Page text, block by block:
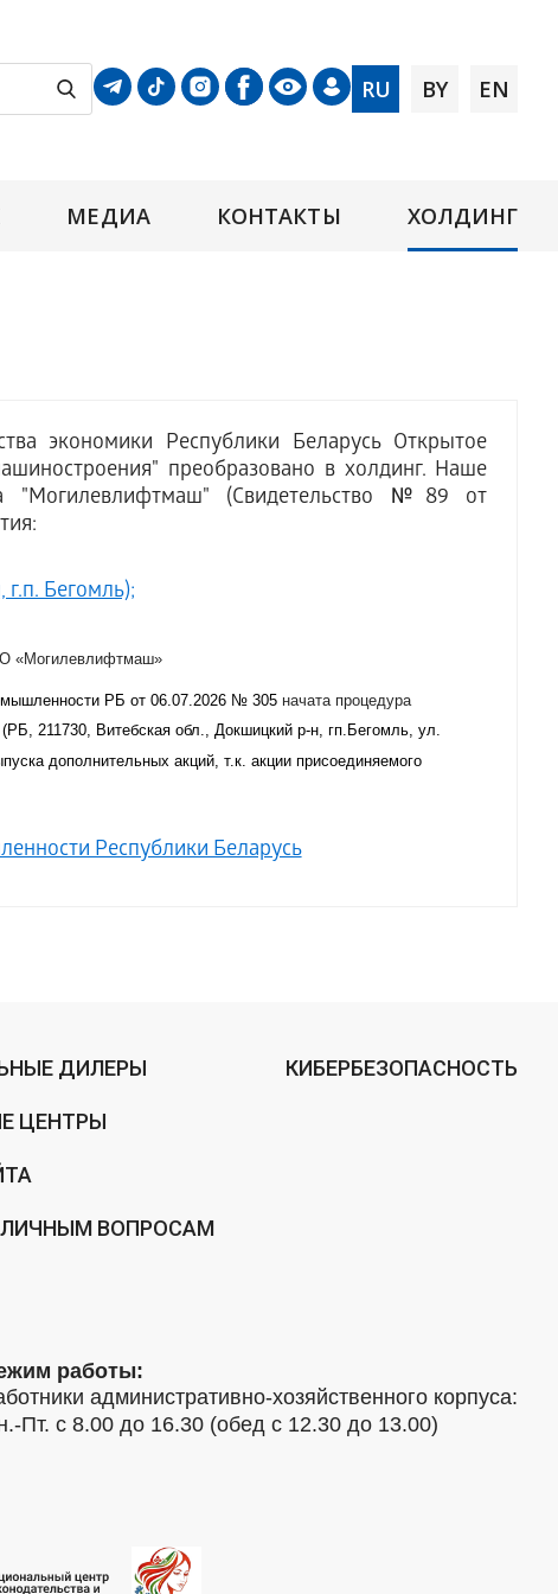
RU BY EN
МЕДИА КОНТАКТЫ ХОЛДИНГ
экономики Республики Беларусь Открытое
преобразовано в холдинг. Наше
"Могилевлифтмаш" (Свидетельство №89 от
Бегомль);
«Могилевлифтмаш»
РБ от 06.07.2026 № 305начата процедура
211730, Витебская обл., Докшицкий р-н, гп.Бегомль, ул.
дополнительных акций, т.к. акции присоединяемого
Республики Беларусь
ДИЛЕРЫ
ЦЕНТРЫ
ВОПРОСАМ
КИБЕРБЕЗОПАСНОСТЬ
работы:
административно-хозяйственного корпуса:
Пт. с 8.00 до 16.30 (обед с 12.30 до 13.00)